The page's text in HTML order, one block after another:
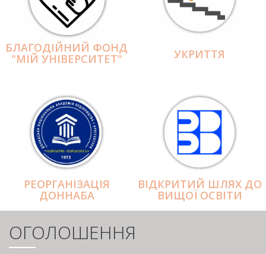
БЛАГОДІЙНИЙ ФОНД
"МІЙ УНІВЕРСИТЕТ" УКРИТТЯ
РЕОРГАНІЗАЦІЯ
ДОННАБА
ВІДКРИТИЙ ШЛЯХ ДО
ВИЩОЇ ОСВІТИ
ОГОЛОШЕННЯ